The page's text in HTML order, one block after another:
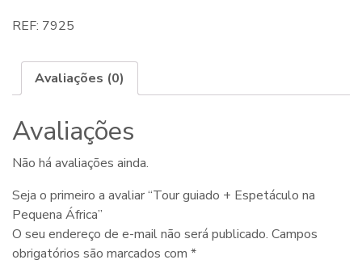
REF: 7925
Avaliações (0)
Avaliações
Não há avaliações ainda.
Seja o primeiro a avaliar “Tour guiado + Espetáculo na
Pequena África”
O seu endereço de e-mail não será publicado. Campos
obrigatórios são marcados com *